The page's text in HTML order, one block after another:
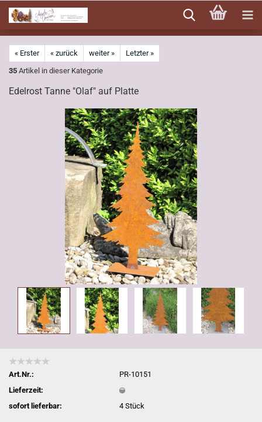
zum
Hauptinhalt
« Erster « zurück weiter »
Letzter »
35 Artikel in dieser Kategorie
Edelrost Tanne "Olaf" auf Platte
Art.Nr.:
PR-10151
Lieferzeit:
sofort lieferbar:
4Stück